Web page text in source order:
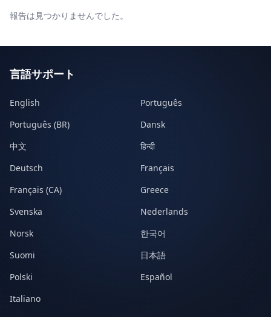
報告は見つかりませんでした。
言語サポート
English
Português
Português (BR)
Dansk
中文
हिन्दी
Deutsch
Français
Français (CA)
Greece
Svenska
Nederlands
Norsk
한국어
Suomi
日本語
Polski
Español
Italiano